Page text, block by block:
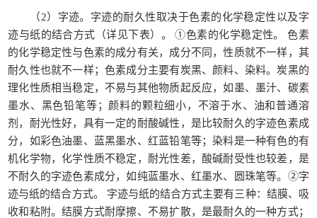
（2）字迹。字迹的耐久性取决于色素的化学稳定性以及字
迹与纸的结合方式（详见下表）。 ①色素的化学稳定性。 色素
的化学稳定性与色素的成分有关，成分不同，性质就不一样，其
耐久性也就不一样；色素成分主要有炭黑、颜料、染料。炭黑的
理化性质相当稳定，不易与其他物质起反应，如墨、墨汁、碳素
墨水、黑色铅笔等；颜料的颗粒细小，不溶于水、油和普通溶
剂，耐光性好，具有一定的耐酸碱性，是比较耐久的字迹色素成
分，如彩色油墨、蓝黑墨水、红蓝铅笔等；染料是一种有色的有
机化学物，化学性质不稳定，耐光性差，酸碱耐受性也较差，是
不耐久的字迹色素成分，如纯蓝墨水、红墨水、圆珠笔等。②字
迹与纸的结合方式。 字迹与纸的结合方式主要有三种：结膜、吸
收和粘附。结膜方式耐摩擦、不易扩散，是最耐久的一种方式；